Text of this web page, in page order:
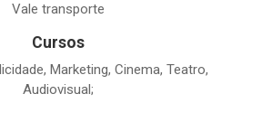
Vale transporte
Cursos
Marketing, Cinema, Teatro,
Audiovisual;